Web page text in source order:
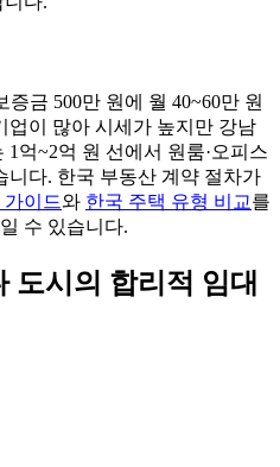
금 500만 원에 월 40~60만 원
업이 많아 시세가 높지만 강남
억~2억 원 선에서 원룸·오피스
니다. 한국 부동산 계약 절차가
이드와 한국 주택 유형 비교를
수 있습니다.
도시의 합리적 임대